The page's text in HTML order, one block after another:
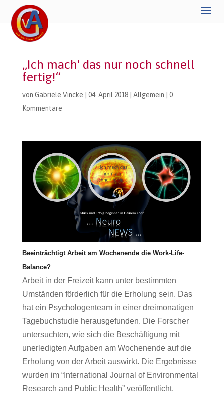
„Ich mach' das nur noch schnell
fertig!“
von Gabriele Vincke 04. April 2018| Allgemein
0
Kommentare
Beeinträchtigt Arbeit am Wochenende die Work-Life-
Balance?
Arbeit in der Freizeit kann unter bestimmten
Umständen förderlich für die Erholung sein. Das
hat ein Psychologenteam in einer dreimonatigen
Tagebuchstudie herausgefunden. Die Forscher
untersuchten, wie sich die Beschäftigung mit
unerledigten Aufgaben am Wochenende auf die
Erholung von der Arbeit auswirkt. Die Ergebnisse
wurden im “International Journal of Environmental
Research and Public Health” veröffentlicht.